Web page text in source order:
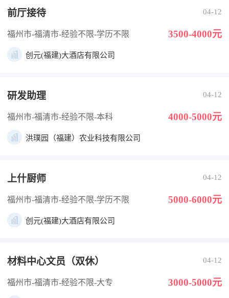
前厅接待 04-12
福州市-福清市-经验不限-学历不限 3500-4000元
创元(福建)大酒店有限公司
研发助理 04-12
福州市-福清市-经验不限-本科 4000-5000元
洪璞园（福建）农业科技有限公司
上什厨师 04-12
福州市-福清市-经验不限-学历不限 5000-6000元
创元(福建)大酒店有限公司
材料中心文员（双休） 04-12
福州市-福清市-经验不限-大专 3000-5000元